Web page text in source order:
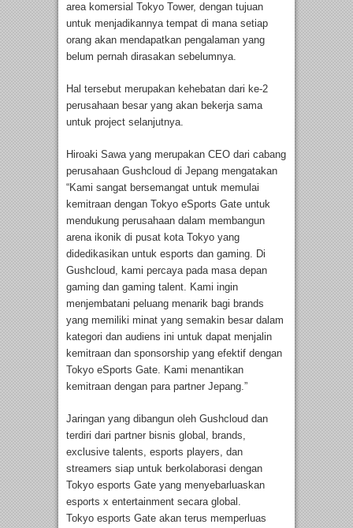
area komersial Tokyo Tower, dengan tujuan
untuk menjadikannya tempat di mana setiap
orang akan mendapatkan pengalaman yang
belum pernah dirasakan sebelumnya.
Hal tersebut merupakan kehebatan dari ke-2
perusahaan besar yang akan bekerja sama
untuk project selanjutnya.
Hiroaki Sawa yang merupakan CEO dari cabang
perusahaan Gushcloud di Jepang mengatakan
“Kami sangat bersemangat untuk memulai
kemitraan dengan Tokyo eSports Gate untuk
mendukung perusahaan dalam membangun
arena ikonik di pusat kota Tokyo yang
didedikasikan untuk esports dan gaming. Di
Gushcloud, kami percaya pada masa depan
gaming dan gaming talent. Kami ingin
menjembatani peluang menarik bagi brands
yang memiliki minat yang semakin besar dalam
kategori dan audiens ini untuk dapat menjalin
kemitraan dan sponsorship yang efektif dengan
Tokyo eSports Gate. Kami menantikan
kemitraan dengan para partner Jepang.”
Jaringan yang dibangun oleh Gushcloud dan
terdiri dari partner bisnis global, brands,
exclusive talents, esports players, dan
streamers siap untuk berkolaborasi dengan
Tokyo esports Gate yang menyebarluaskan
esports x entertainment secara global.
Tokyo esports Gate akan terus memperluas